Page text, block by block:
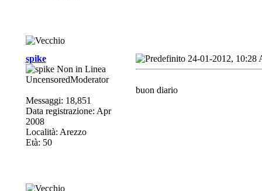
spike
UncensoredModerator
Messaggi: 18,851
Data registrazione: Apr
2008
Località: Arezzo
Età: 50
24-01-2012, 10:28
buon diario